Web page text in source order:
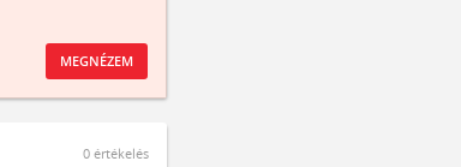
MEGNÉZEM
0 értékelés